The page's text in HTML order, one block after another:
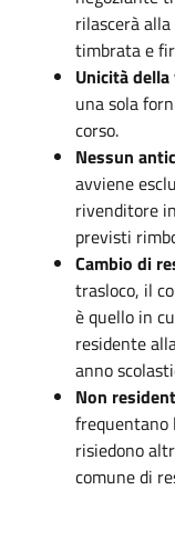
rilascerà
timbrata e
Unicità
una sola
corso.
Nessun
avviene
rivenditore
previsti
Cambio di
trasloco, il
è quello in
residente
anno
Non
frequentano
risiedono
comune di